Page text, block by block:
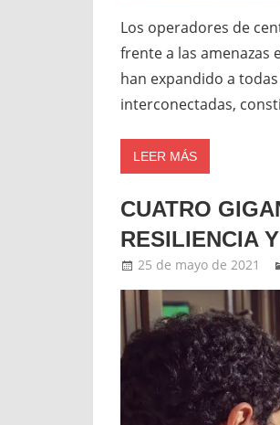
Los operadores de
frente a las amenazas
han expandido a
interconectadas,
LEER MÁS
CUATRO
RESILIENCIA
25 de mayo de 2021